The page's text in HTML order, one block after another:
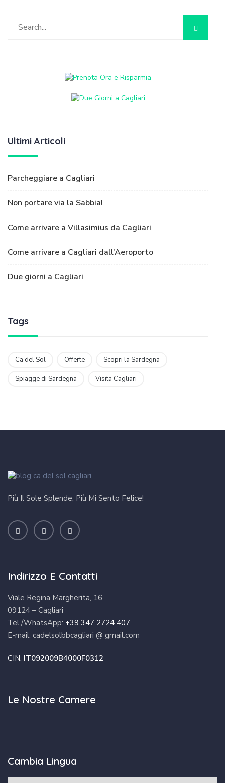
Ultimi Articoli
Parcheggiare a Cagliari
Non portare via la Sabbia!
Come arrivare a Villasimius da Cagliari
Come arrivare a Cagliari dall’Aeroporto
Due giorni a Cagliari
Tags
Ca del Sol Offerte Scopri la Sardegna
Spiagge di Sardegna Visita Cagliari
Più Il Sole Splende, Più Mi Sento Felice!
Indirizzo E Contatti
Viale Regina Margherita, 16
09124 – Cagliari
Tel./WhatsApp: +39 347 2724 407
E-mail: cadelsolbbcagliari @ gmail.com
CIN: IT092009B4000F0312
Le Nostre Camere
Cambia Lingua